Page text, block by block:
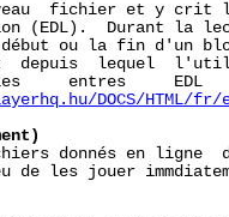
fichier et y crit
(EDL).  Durant la
ou la fin d'un
depuis  lequel
entres     EDL
DOCS/HTML/
donnés en ligne
de les jouer